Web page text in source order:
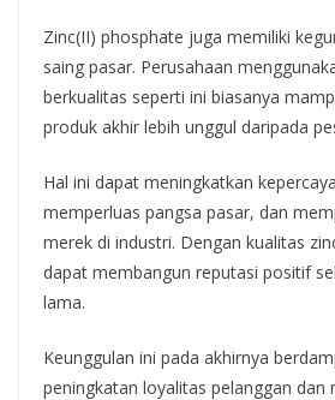
Zinc(II) phosphate juga memiliki
saing pasar. Perusahaan
berkualitas seperti ini biasanya
produk akhir lebih unggul daripada
Hal ini dapat meningkatkan
memperluas pangsa pasar, dan
merek di industri. Dengan kualitas
dapat membangun reputasi positif
lama.
Keunggulan ini pada akhirnya
peningkatan loyalitas pelanggan dan